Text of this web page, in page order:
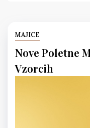
MAJICE
Nove Poletne
Vzorcih